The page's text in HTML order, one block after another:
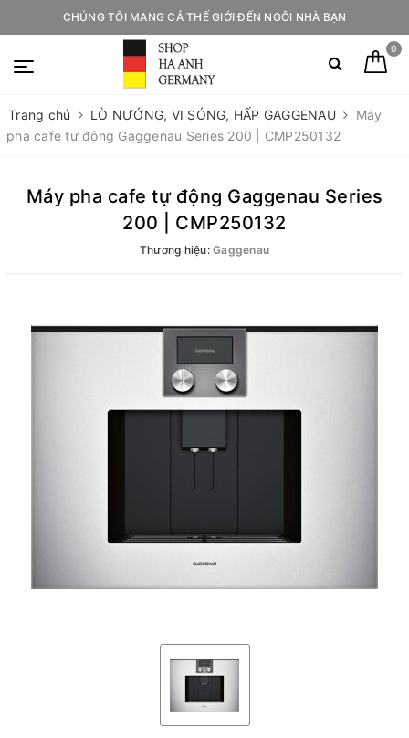
CHÚNG TÔI MANG CẢ THẾ GIỚI ĐẾN NGÔI NHÀ BẠN
0
Trang chủ LÒ NƯỚNG, VI SÓNG, HẤP GAGGENAU
Máy
pha cafe tự động Gaggenau Series 200 | CMP250132
Máy pha cafe tự động Gaggenau Series
200 | CMP250132
Thương hiệu:Gaggenau